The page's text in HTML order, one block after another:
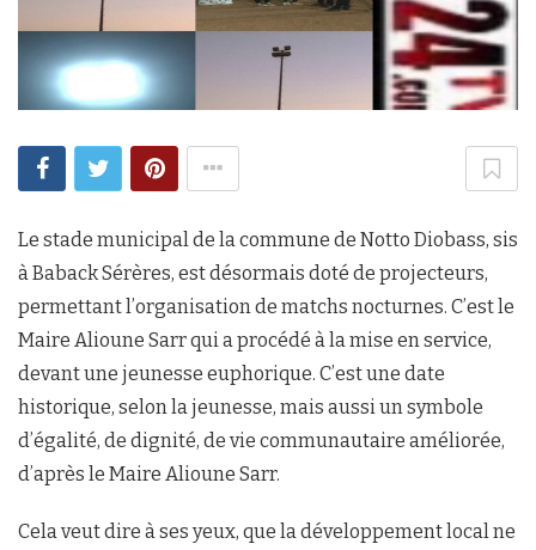
Le stade municipal de la commune de Notto Diobass, sis
à Baback Sérères, est désormais doté de projecteurs,
permettant l’organisation de matchs nocturnes. C’est le
Maire Alioune Sarr qui a procédé à la mise en service,
devant une jeunesse euphorique. C’est une date
historique, selon la jeunesse, mais aussi un symbole
d’égalité, de dignité, de vie communautaire améliorée,
d’après le Maire Alioune Sarr.
Cela veut dire à ses yeux, que la développement local ne